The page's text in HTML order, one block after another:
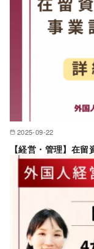
2025-09-22
【経営・管理】在